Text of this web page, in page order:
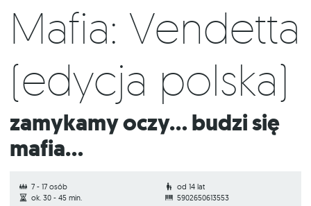
Mafia: Vendetta
(edycja polska)
Zamykamy oczy... budzi się
mafia...
7 - 17 osób
od 14 lat
ok. 30 - 45 min.
5902650613553